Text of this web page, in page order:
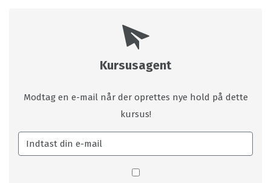
Kursusagent
Modtag en e-mail når der oprettes nye hold på dette
kursus!